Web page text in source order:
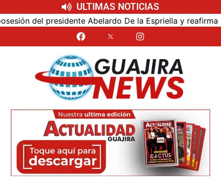
ULTIMAS NOTICIAS
del presidente Abelardo De la Espriella y reafirma su